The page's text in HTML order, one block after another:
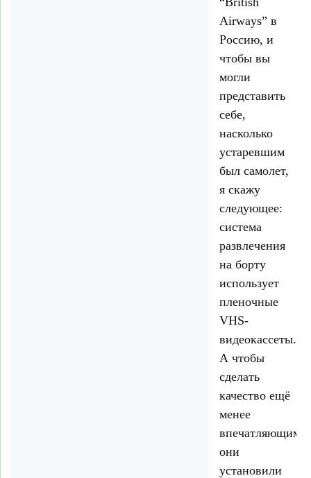
Airways” в
Россию, и
чтобы вы
могли
представить
себе,
насколько
устаревшим
был самолет,
я скажу
следующее:
система
развлечения
на борту
использует
пленочные
VHS-
видеокассеты.
А чтобы
сделать
качество ещё
менее
впечатляющим,
они
установили